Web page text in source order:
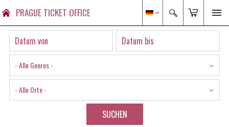
PRAGUE TICKET OFFICE
- Alle Genres -
- Alle Orte -
SUCHEN